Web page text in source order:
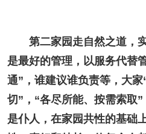
第二家园走自然之道，实
是最好的管理，以服务代替
通”，谁建议谁负责等，大
切”，“各尽所能、按需索取
是仆人，在家园共性的基础